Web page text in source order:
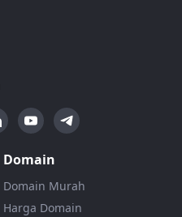
Domain
Domain Murah
Harga Domain